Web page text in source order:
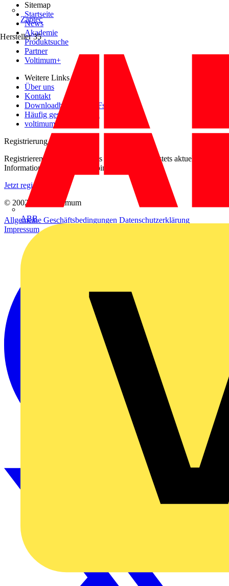
Zaptec
Hersteller 35
ABB
Sitemap
Startseite
News
Akademie
Produktsuche
Partner
Voltimum+
Weitere Links
Über uns
Kontakt
Downloadbereich (PDFs)
Häufig gestellte Fragen
voltimum.com
Registrierung
Registrieren Sie sich kostenlos und erhalten Sie stets aktuelle
Informationen aus der Elektroindustrie.
Jetzt registrieren
© 2002-
Voltimum
Allgemeine Geschäftsbedingungen Datenschutzerklärung
Impressum